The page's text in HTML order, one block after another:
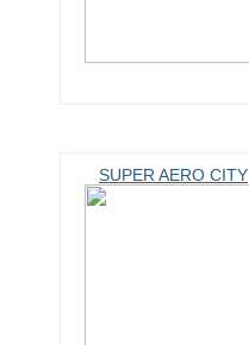
SUPER AERO CITY